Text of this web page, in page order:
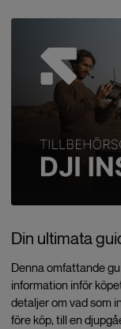
Din ultimata
Denna omfattande
information inför
detaljer om vad som
före köp, till en